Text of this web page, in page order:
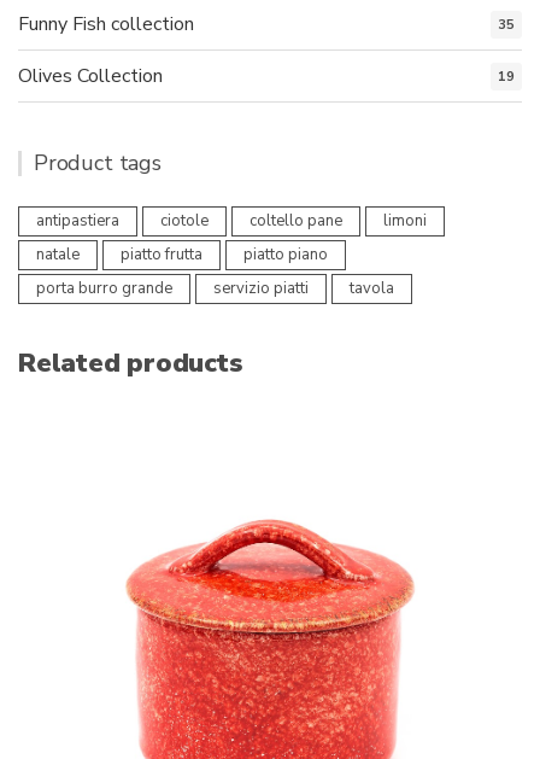
Funny Fish collection 35
Olives Collection 19
Product tags
antipastiera ciotole coltello pane
limoni
natale
piatto frutta
piatto piano
porta burro grande
servizio piatti tavola
Related products